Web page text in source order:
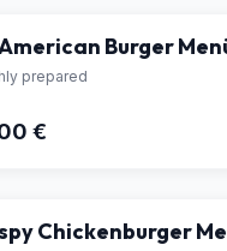
Burger
prepared
€
Chickenburger